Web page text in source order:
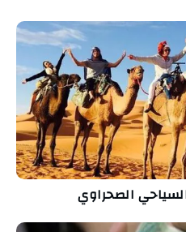
الصحراوي